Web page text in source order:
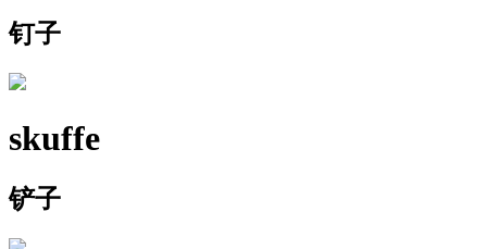
钉子
skuffe
铲子